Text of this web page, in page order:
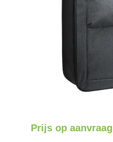
Prijs op aanvraag